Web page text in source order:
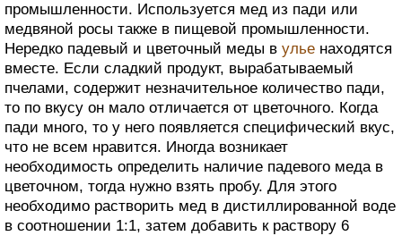
промышленности. Используется мед из пади или
медвяной росы также в пищевой промышленности.
Нередко падевый и цветочный меды в улье находятся
вместе. Если сладкий продукт, вырабатываемый
пчелами, содержит незначительное количество пади,
то по вкусу он мало отличается от цветочного. Когда
пади много, то у него появляется специфический вкус,
что не всем нравится. Иногда возникает
необходимость определить наличие падевого меда в
цветочном, тогда нужно взять пробу. Для этого
необходимо растворить мед в дистиллированной воде
в соотношении 1:1, затем добавить к раствору 6